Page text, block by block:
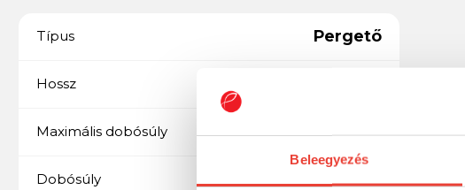
Beleegyezés
Típus Pergető
Hossz
Maximális dobósúly 10 gr alatt
Dobósúly 1-4,5 g